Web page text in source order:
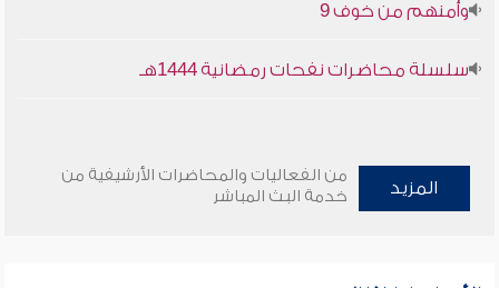
وأمنهم من خوف 9
سلسلة محاضرات نفحات رمضانية 1444هـ
المزيد
من الفعاليات والمحاضرات الأرشيفية من
خدمة البث المباشر